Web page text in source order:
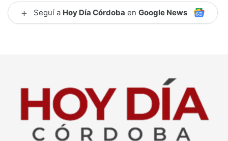
+ Seguí a Hoy Día Córdoba en Google News